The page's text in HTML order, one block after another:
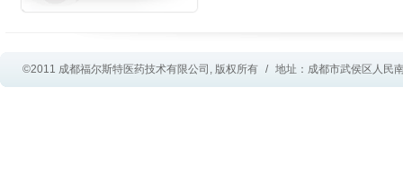
©2011 成都福尔斯特医药技术有限公司, 版权所有 / 地址：成都市武侯区人民